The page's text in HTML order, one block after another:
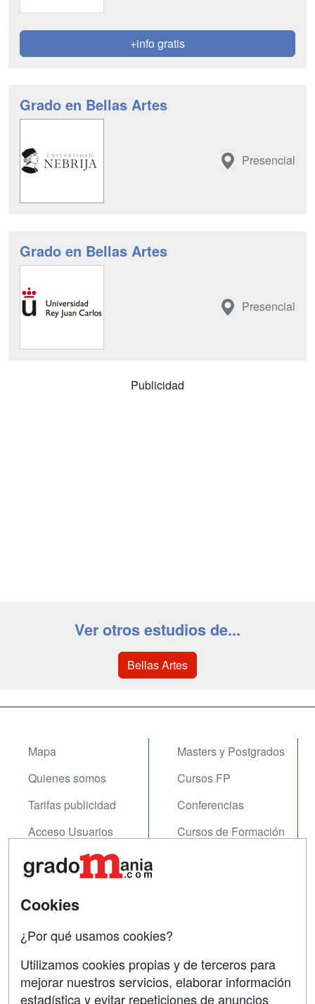
+info gratis
Grado en Bellas Artes
Presencial
Grado en Bellas Artes
Presencial
Publicidad
Ver otros estudios de...
Bellas Artes
Mapa
Quienes somos
Tarifas publicidad
Acceso Usuarios
Acceso Centros
Masters y Postgrados
Cursos FP
Conferencias
Cursos de Formación
Contactar
Copyleft
Cookies
¿Por qué usamos cookies?
Utilizamos cookies propias y de terceros para
mejorar nuestros servicios, elaborar información
estadística y evitar repeticiones de anuncios